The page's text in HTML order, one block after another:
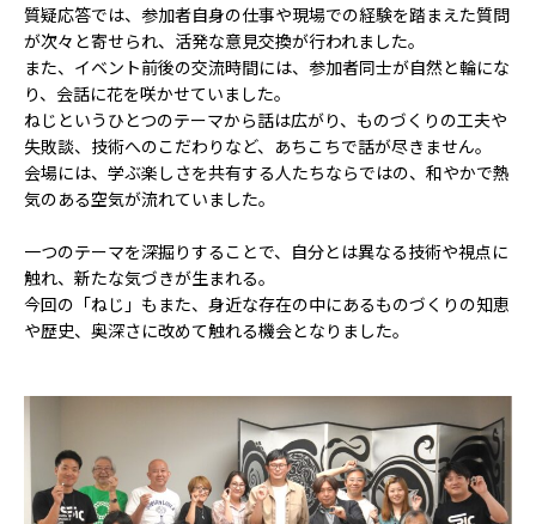
質疑応答では、参加者自身の仕事や現場での経験を踏まえた質問
が次々と寄せられ、活発な意見交換が行われました。
また、イベント前後の交流時間には、参加者同士が自然と輪にな
り、会話に花を咲かせていました。
ねじというひとつのテーマから話は広がり、ものづくりの工夫や
失敗談、技術へのこだわりなど、あちこちで話が尽きません。
会場には、学ぶ楽しさを共有する人たちならではの、和やかで熱
気のある空気が流れていました。
一つのテーマを深掘りすることで、自分とは異なる技術や視点に
触れ、新たな気づきが生まれる――。
今回の「ねじ」もまた、身近な存在の中にあるものづくりの知恵
や歴史、奥深さに改めて触れる機会となりました。